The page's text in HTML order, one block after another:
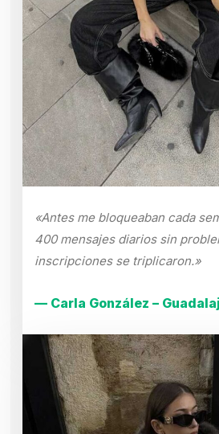
«Antes me bloqueaban cada
400 mensajes diarios sin
inscripciones se triplicaron.»
— Carla González –